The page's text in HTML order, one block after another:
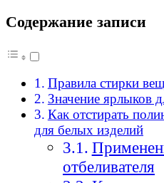
Содержание записи
Правила стирки
Значение ярлыков
Как отстирать
для белых изделий
отбеливателя